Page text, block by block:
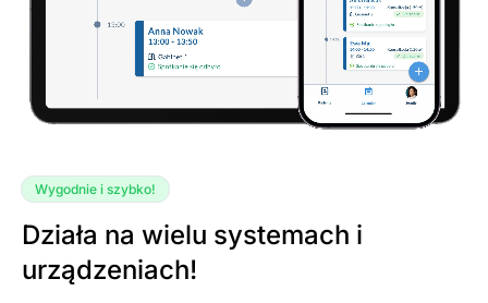
Wygodnie i szybko!
Działa na wielu systemach i
urządzeniach!